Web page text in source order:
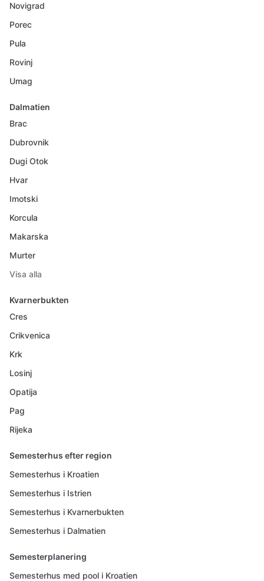
Novigrad
Porec
Pula
Rovinj
Umag
Dalmatien
Brac
Dubrovnik
Dugi Otok
Hvar
Imotski
Korcula
Makarska
Murter
Visa alla
Kvarnerbukten
Cres
Crikvenica
Krk
Losinj
Opatija
Pag
Rijeka
Semesterhus efter region
Semesterhus i Kroatien
Semesterhus i Istrien
Semesterhus i Kvarnerbukten
Semesterhus i Dalmatien
Semesterplanering
Semesterhus med pool i Kroatien